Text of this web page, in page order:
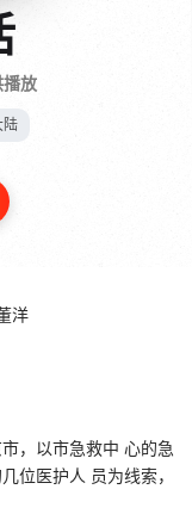
放
陆
洋
，以市急救中 心的急
位医护人 员为线索，